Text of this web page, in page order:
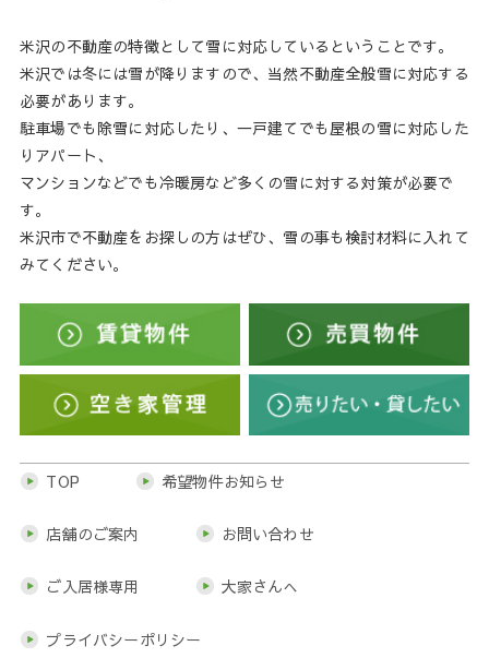
米沢の不動産の特徴として雪に対応しているということです。
米沢では冬には雪が降りますので、当然不動産全般雪に対応する
必要があります。
駐車場でも除雪に対応したり、一戸建てでも屋根の雪に対応した
りアパート、
マンションなどでも冷暖房など多くの雪に対する対策が必要で
す。
米沢市で不動産をお探しの方はぜひ、雪の事も検討材料に入れて
みてください。
TOP 希望物件お知らせ
店舗のご案内 お問い合わせ
ご入居様専用 大家さんへ
プライバシーポリシー